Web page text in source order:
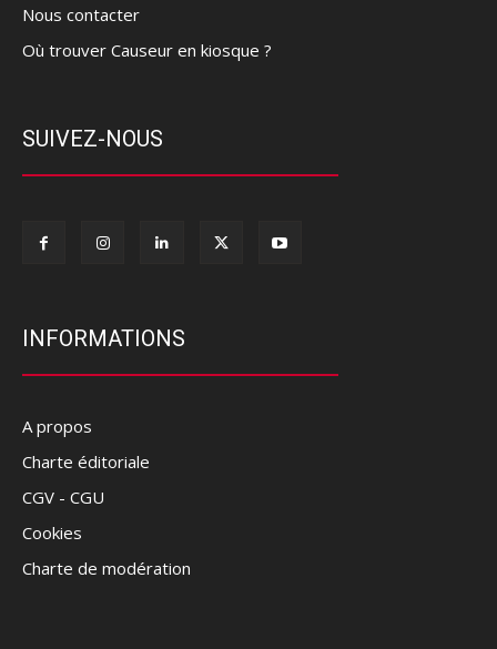
Nous contacter
Où trouver Causeur en kiosque ?
SUIVEZ-NOUS
INFORMATIONS
A propos
Charte éditoriale
CGV - CGU
Cookies
Charte de modération